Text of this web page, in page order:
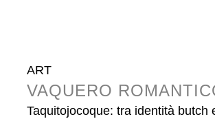
ART
VAQUERO
Taquitojocoque: tra identità butch